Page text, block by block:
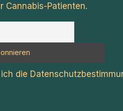
Cannabis-Patienten.
die